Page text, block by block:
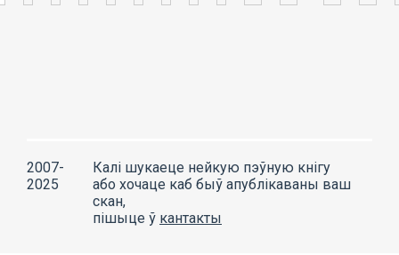
2007-
2025
Калі шукаеце нейкую пэўную кнігу
або хочаце каб быў апублікаваны ваш
скан,
пішыце ў кантакты